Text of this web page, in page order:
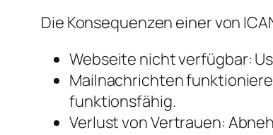
Die Konsequenzen einer von
Webseite nicht verfügbar:
Mailnachrichten
funktionsfähig.
Verlust von Vertrauen: